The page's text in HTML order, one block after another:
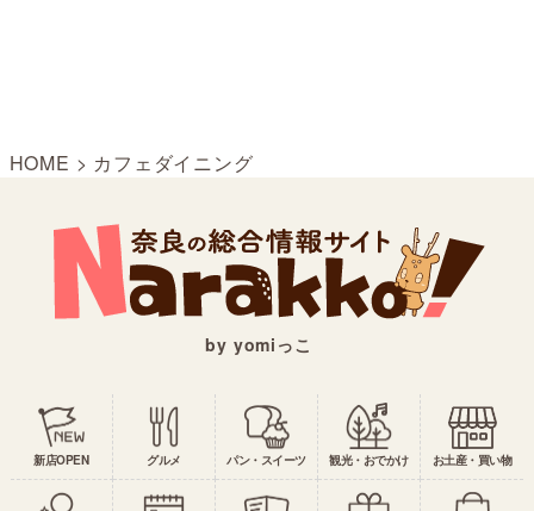
HOME > カフェダイニング
by yomiっこ
新店OPEN グルメ パン・スイーツ 観光・おでかけ お土産・買い物